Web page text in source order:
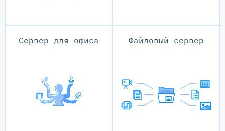
Сервер для офиса Файловый сервер